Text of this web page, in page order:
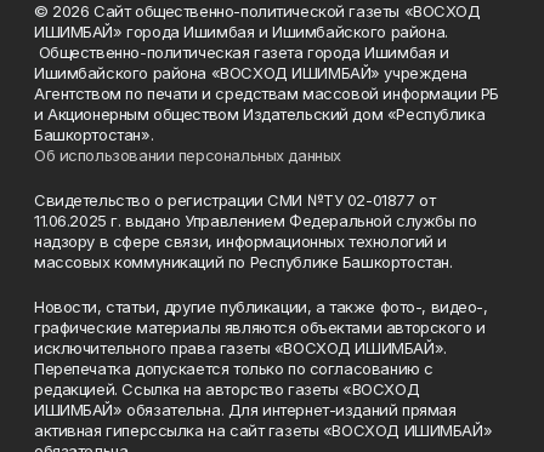
© 2026 Сайт общественно-политической газеты «ВОСХОД
ИШИМБАЙ» города Ишимбая и Ишимбайского района.
Общественно-политическая газета города Ишимбая и
Ишимбайского района «ВОСХОД ИШИМБАЙ» учреждена
Агентством по печати и средствам массовой информации РБ
и Акционерным обществом Издательский дом «Республика
Башкортостан».
Об использовании персональных данных
Свидетельство о регистрации СМИ №ТУ 02-01877 от
11.06.2025 г. выдано Управлением Федеральной службы по
надзору в сфере связи, информационных технологий и
массовых коммуникаций по Республике Башкортостан.
Новости, статьи, другие публикации, а также фото-, видео-,
графические материалы являются объектами авторского и
исключительного права газеты «ВОСХОД ИШИМБАЙ».
Перепечатка допускается только по согласованию с
редакцией. Ссылка на авторство газеты «ВОСХОД
ИШИМБАЙ» обязательна. Для интернет-изданий прямая
активная гиперссылка на сайт газеты «ВОСХОД ИШИМБАЙ»